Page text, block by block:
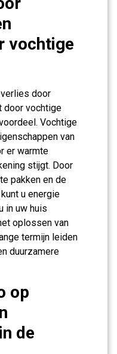
vochtige
door
door vochtige
Vochtige
van
er warmte
stijgt. Door
pakken en de
u energie
in uw huis
oplossen van
termijn leiden
duurzamere
op
de